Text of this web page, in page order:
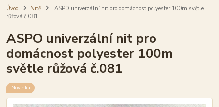
Úvod Nitě
ASPO univerzální nit pro domácnost polyester 100m světle
růžová č.081
ASPO univerzální nit pro
domácnost polyester 100m
světle růžová č.081
Novinka